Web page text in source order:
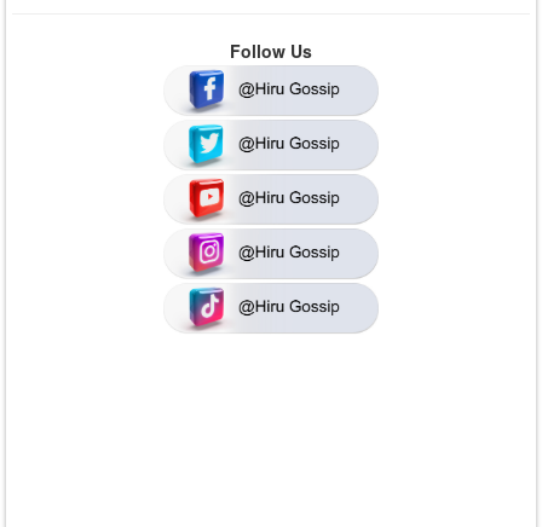
Follow Us